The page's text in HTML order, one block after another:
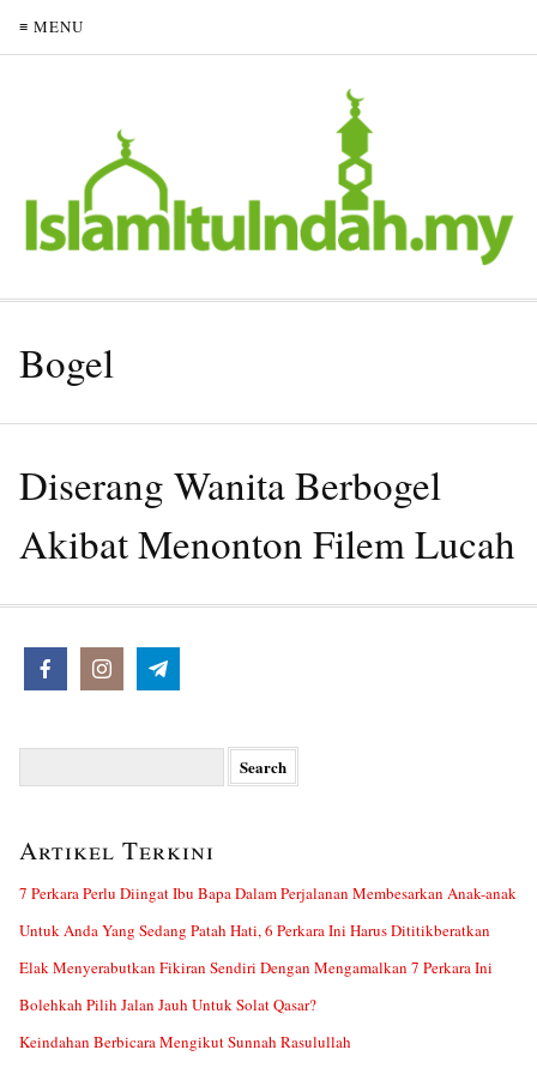
≡ MENU
Bogel
Diserang Wanita Berbogel
Akibat Menonton Filem Lucah
Artikel Terkini
7 Perkara Perlu Diingat Ibu Bapa Dalam Perjalanan Membesarkan Anak-anak
Untuk Anda Yang Sedang Patah Hati, 6 Perkara Ini Harus Dititikberatkan
Elak Menyerabutkan Fikiran Sendiri Dengan Mengamalkan 7 Perkara Ini
Bolehkah Pilih Jalan Jauh Untuk Solat Qasar?
Keindahan Berbicara Mengikut Sunnah Rasulullah